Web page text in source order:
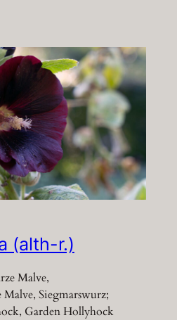
(alth-r.)
Malve,
Siegmarswurz;
Garden Hollyhock